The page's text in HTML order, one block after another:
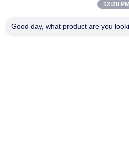
No.102, Yungu রোড, Zhutang টাউন,
12:28 PM
Good day, what product are you